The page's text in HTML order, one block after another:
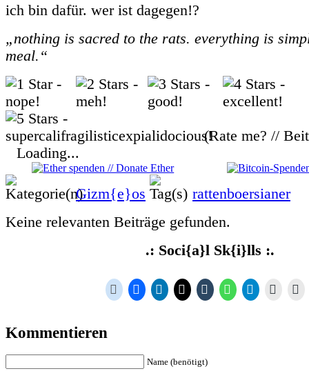
ich bin dafür. wer ist dagegen!?
„nothing is sacred to the rats. everything is
meal.“
(Rate me? //
Loading...
Gizm{e}os
rattenboersianer
Keine relevanten Beiträge gefunden.
.: Soci{a}l Sk{i}lls :.
Kommentieren
Name (benötigt)